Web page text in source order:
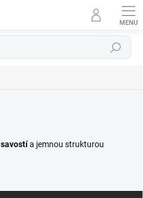
Hledat
savostía jemnou strukturou